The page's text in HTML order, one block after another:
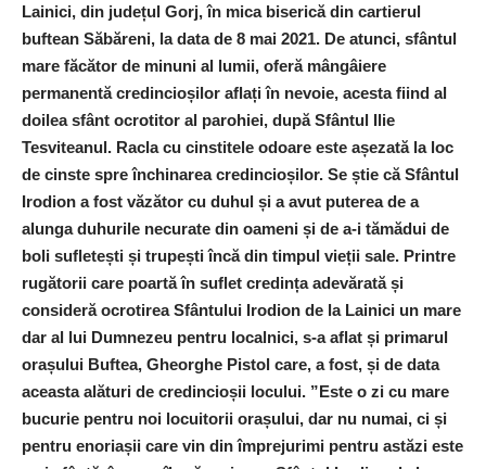
Lainici, din județul Gorj, în mica biserică din cartierul
buftean Săbăreni, la data de 8 mai 2021. De atunci, sfântul
mare făcător de minuni al lumii, oferă mângâiere
permanentă credincioșilor aflați în nevoie, acesta fiind al
doilea sfânt ocrotitor al parohiei, după Sfântul Ilie
Tesviteanul. Racla cu cinstitele odoare este așezată la loc
de cinste spre închinarea credincioșilor. Se știe că Sfântul
Irodion a fost văzător cu duhul și a avut puterea de a
alunga duhurile necurate din oameni și de a-i tămădui de
boli sufletești și trupești încă din timpul vieții sale. Printre
rugătorii care poartă în suflet credința adevărată și
consideră ocrotirea Sfântului Irodion de la Lainici un mare
dar al lui Dumnezeu pentru localnici, s-a aflat și primarul
orașului Buftea, Gheorghe Pistol care, a fost, și de data
aceasta alături de credincioșii locului. ”Este o zi cu mare
bucurie pentru noi locuitorii orașului, dar nu numai, ci și
pentru enoriașii care vin din împrejurimi pentru astăzi este